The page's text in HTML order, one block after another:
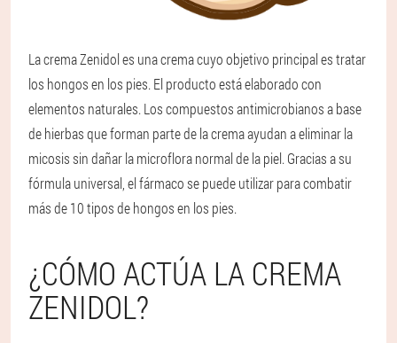
La crema Zenidol es una crema cuyo objetivo principal es tratar
los hongos en los pies. El producto está elaborado con
elementos naturales. Los compuestos antimicrobianos a base
de hierbas que forman parte de la crema ayudan a eliminar la
micosis sin dañar la microflora normal de la piel. Gracias a su
fórmula universal, el fármaco se puede utilizar para combatir
más de 10 tipos de hongos en los pies.
¿CÓMO ACTÚA LA CREMA
ZENIDOL?